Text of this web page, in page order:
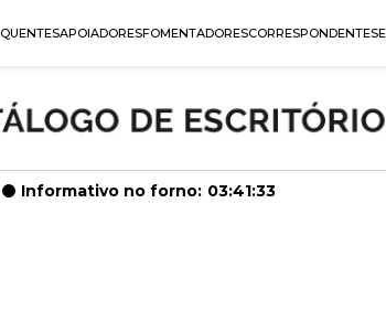
QUENTESAPOIADORESFOMENTADORESCORRESPONDENTES
Informativo no forno: 03:41:32